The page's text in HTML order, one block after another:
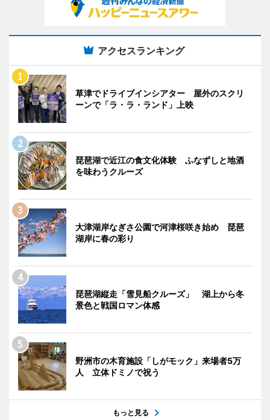
アクセスランキング
草津でドライブインシアター 屋外のスクリ
ーンで「ラ・ラ・ランド」上映
琵琶湖で近江の食文化体験 ふなずしと地酒
を味わうクルーズ
大津湖岸なぎさ公園で河津桜咲き始め 琵琶
湖岸に春の彩り
琵琶湖縦走「雪見船クルーズ」 湖上から冬
景色と戦国ロマン体感
野洲市の木育施設「しがモック」来場者5万
人 立体ドミノで祝う
もっと見る